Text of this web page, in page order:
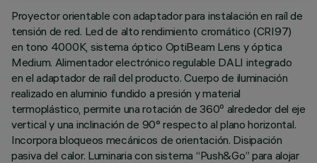
Proyector orientable con adaptador para instalación en raíl de
tensión de red. Led de alto rendimiento cromático (CRI97)
en tono 4000K, sistema óptico OptiBeam Lens y óptica
Medium. Alimentador electrónico regulable DALI integrado
en el adaptador de raíl del producto. Cuerpo de iluminación
realizado en aluminio fundido a presión y material
termoplástico, permite una rotación de 360º alrededor del eje
vertical y una inclinación de 90° respecto al plano horizontal.
Incorpora bloqueos mecánicos de orientación. Disipación
pasiva del calor. Luminaria con sistema “Push&Go” para alojar